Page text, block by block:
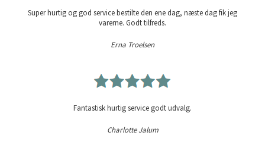
Super hurtig og god service bestilte den ene dag, næste dag fik jeg
varerne. Godt tilfreds.
Erna Troelsen
Fantastisk hurtig service godt udvalg.
Charlotte Jalum